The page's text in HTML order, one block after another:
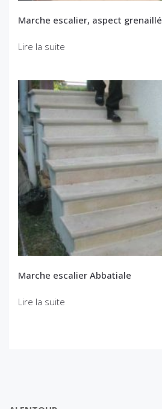
Marche escalier, aspect grenaillé
Lire la suite
Marche escalier Abbatiale
Lire la suite